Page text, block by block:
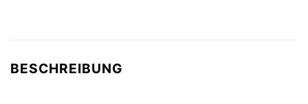
BESCHREIBUNG